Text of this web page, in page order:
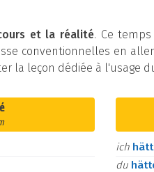
et la réalité. Ce
conventionnelles en
la leçon dédiée à l'usage
ich
du